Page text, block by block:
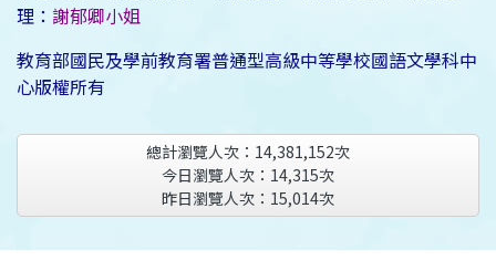
理： 謝郁卿小姐
教育部國民及學前教育署普通型高級中等學校國語文學科中
心版權所有
總計瀏覽人次： 14,381,152次
今日瀏覽人次： 14,315次
昨日瀏覽人次： 15,014次